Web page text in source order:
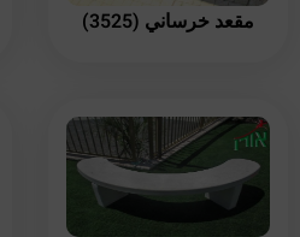
مقعد خرساني (3525)